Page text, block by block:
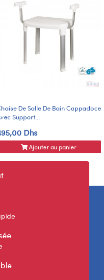
De Salle De Bain Cappadoce
Support...
Dhs
Ajouter au panier